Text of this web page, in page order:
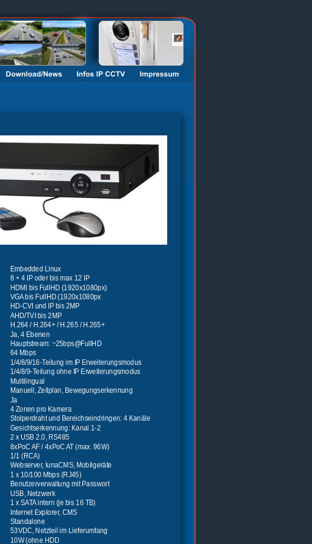
Embedded Linux
8 + 4 IP oder bis max 12 IP
HDMI bis FullHD (1920x1080px)
VGA bis FullHD (1920x1080px
HD-CVI und IP bis 2MP
AHD/TVI bis 2MP
H.264 / H.264+ / H.265 / H.265+
Ja, 4 Ebenen
Hauptstream: ~25bps@FullHD
64 Mbps
1/4/8/9/16-Teilung im IP Erweiterungsmodus
1/4/8/9-Teilung ohne IP Erweiterungsmodus
Multilingual
Manuell, Zeitplan, Bewegungserkennung
Ja
4 Zonen pro Kamera
Stolperdraht und Bereichseindringen: 4 Kanäle
Gesichtserkennung: Kanal 1-2
2 x USB 2.0, RS485
8xPoC AF / 4xPoC AT (max. 96W)
1/1 (RCA)
Webserver, lunaCMS, Mobilgeräte
1 x 10/100 Mbps (RJ45)
Benutzerverwaltung mit Passwort
USB, Netzwerk
1 x SATA intern (je bis 16 TB)
Internet Explorer, CMS
Standalone
53VDC, Netzteil im Lieferumfang
10W (ohne HDD